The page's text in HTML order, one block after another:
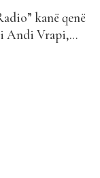
kanë qenë
Andi Vrapi,